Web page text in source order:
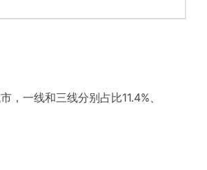
一线和三线分别占比11.4%、